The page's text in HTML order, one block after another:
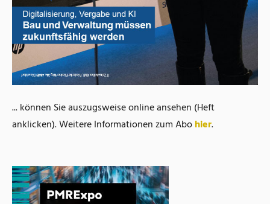
... können Sie auszugsweise online ansehen (Heft
anklicken). Weitere Informationen zum Abohier.